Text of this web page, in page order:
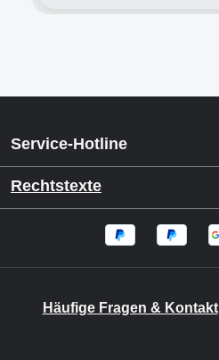
Service-Hotline
Rechtstexte
Häufige Fragen & Kontakt